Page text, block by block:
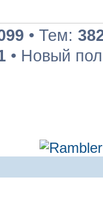
• Тем:
• Новый